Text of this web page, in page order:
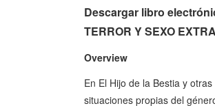
Descargar libro
TERROR Y SEXO
Overview
En El Hijo de la Bestia y
situaciones propias del